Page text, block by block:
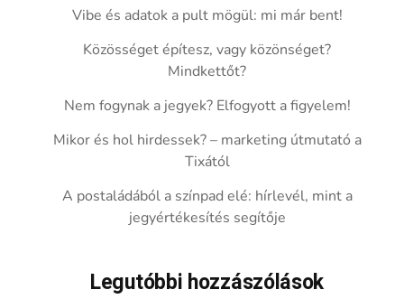
Vibe és adatok a pult mögül: mi már bent!
Közösséget építesz, vagy közönséget?
Mindkettőt?
Nem fogynak a jegyek? Elfogyott a figyelem!
Mikor és hol hirdessek? – marketing útmutató a
Tixától
A postaládából a színpad elé: hírlevél, mint a
jegyértékesítés segítője
Legutóbbi hozzászólások